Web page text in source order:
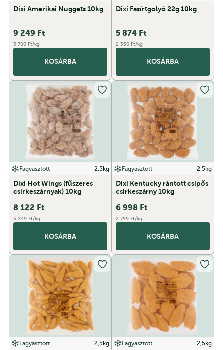
Dixi Amerikai Nuggets 10kg
9 249 Ft
3 700 Ft/kg
KOSÁRBA
Dixi Fasírtgolyó 22g 10kg
5 874 Ft
2 350 Ft/kg
KOSÁRBA
Fagyasztott 2,5kg
Dixi Hot Wings (fűszeres
csirkeszárnyak) 10kg
8 122 Ft
3 249 Ft/kg
KOSÁRBA
Fagyasztott 2,5kg
Dixi Kentucky rántott csípős
csirkeszárny 10kg
6 998 Ft
2 799 Ft/kg
KOSÁRBA
Fagyasztott 2,5kg Fagyasztott 2,5kg